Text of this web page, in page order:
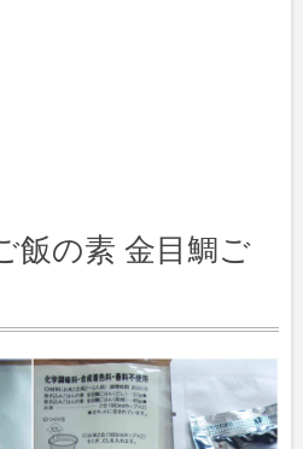
飯の素 金目鯛ご